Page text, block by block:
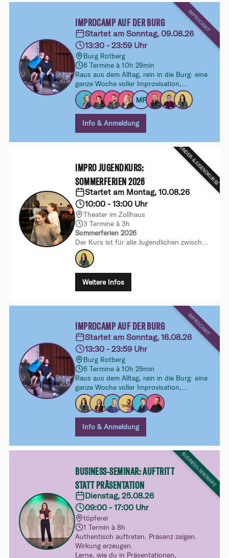
IMPROCAMP
IMPROCAMP AUF DER BURG
Startet am Sonntag, 09.08.26
13:30 - 23:59 Uhr
Burg Rotberg
6 Termine à 10h 29min
Raus aus dem Alltag, rein in die Burg: eine
ganze Woche voller Improvisation,
Gemeinschaft und Fantasie für alle, die
gemeinsam spielen, Neues ausprobieren
und Impro an einem besonderen Ort
intensiv erleben wollen.
MP
Info & Anmeldung
KINDER-&JUGENDKURSE
IMPRO JUGENDKURS:
SOMMERFERIEN 2026
Startet am Montag, 10.08.26
10:00 - 13:00 Uhr
Theater im Zollhaus
3 Termine à 3h
Sommerferien 2026
Der Kurs ist für alle Jugendlichen zwischen
12 und 16 Jahren (Jahrgang 2010–2013),
die gemeinsam mit uns in die Welt des
Improtheaters eintauchen möchten.
Weitere Infos
IMPROCAMP
IMPROCAMP AUF DER BURG
Startet am Sonntag, 16.08.26
13:30 - 23:59 Uhr
Burg Rotberg
6 Termine à 10h 29min
Raus aus dem Alltag, rein in die Burg: eine
ganze Woche voller Improvisation,
Gemeinschaft und Fantasie für alle, die
gemeinsam spielen, Neues ausprobieren
und Impro an einem besonderen Ort
intensiv erleben wollen.
Info & Anmeldung
BUSINESS-SEMINARE
BUSINESS-SEMINAR: AUFTRITT
STATT PRÄSENTATION
Dienstag, 25.08.26
09:00 - 17:00 Uhr
töpferei
1 Termin à 8h
Authentisch auftreten. Präsenz zeigen.
Wirkung erzeugen.
Lerne, wie du in Präsentationen,